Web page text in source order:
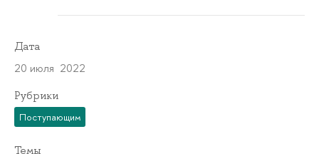
Дата
20 июля 2022
Рубрики
Поступающим
Темы